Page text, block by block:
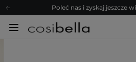
Poleć nas i zyskaj jeszcze
Zapisz się na newsletter